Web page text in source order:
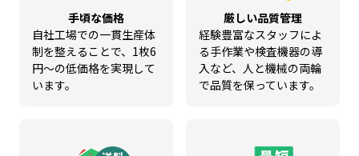
手頃な価格
自社工場での一貫生産体
制を整えることで、1枚6
円～の低価格を実現して
います。
厳しい品質管理
経験豊富なスタッフによ
る手作業や検査機器の導
入など、人と機械の両輪
で品質を保っています。